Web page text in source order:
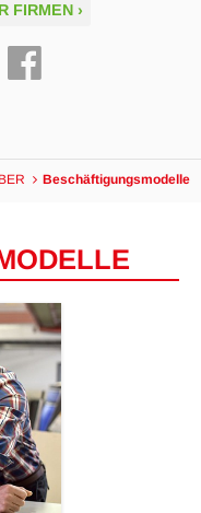
FIRMEN ›
Beschäf­­tigungs­­modelle